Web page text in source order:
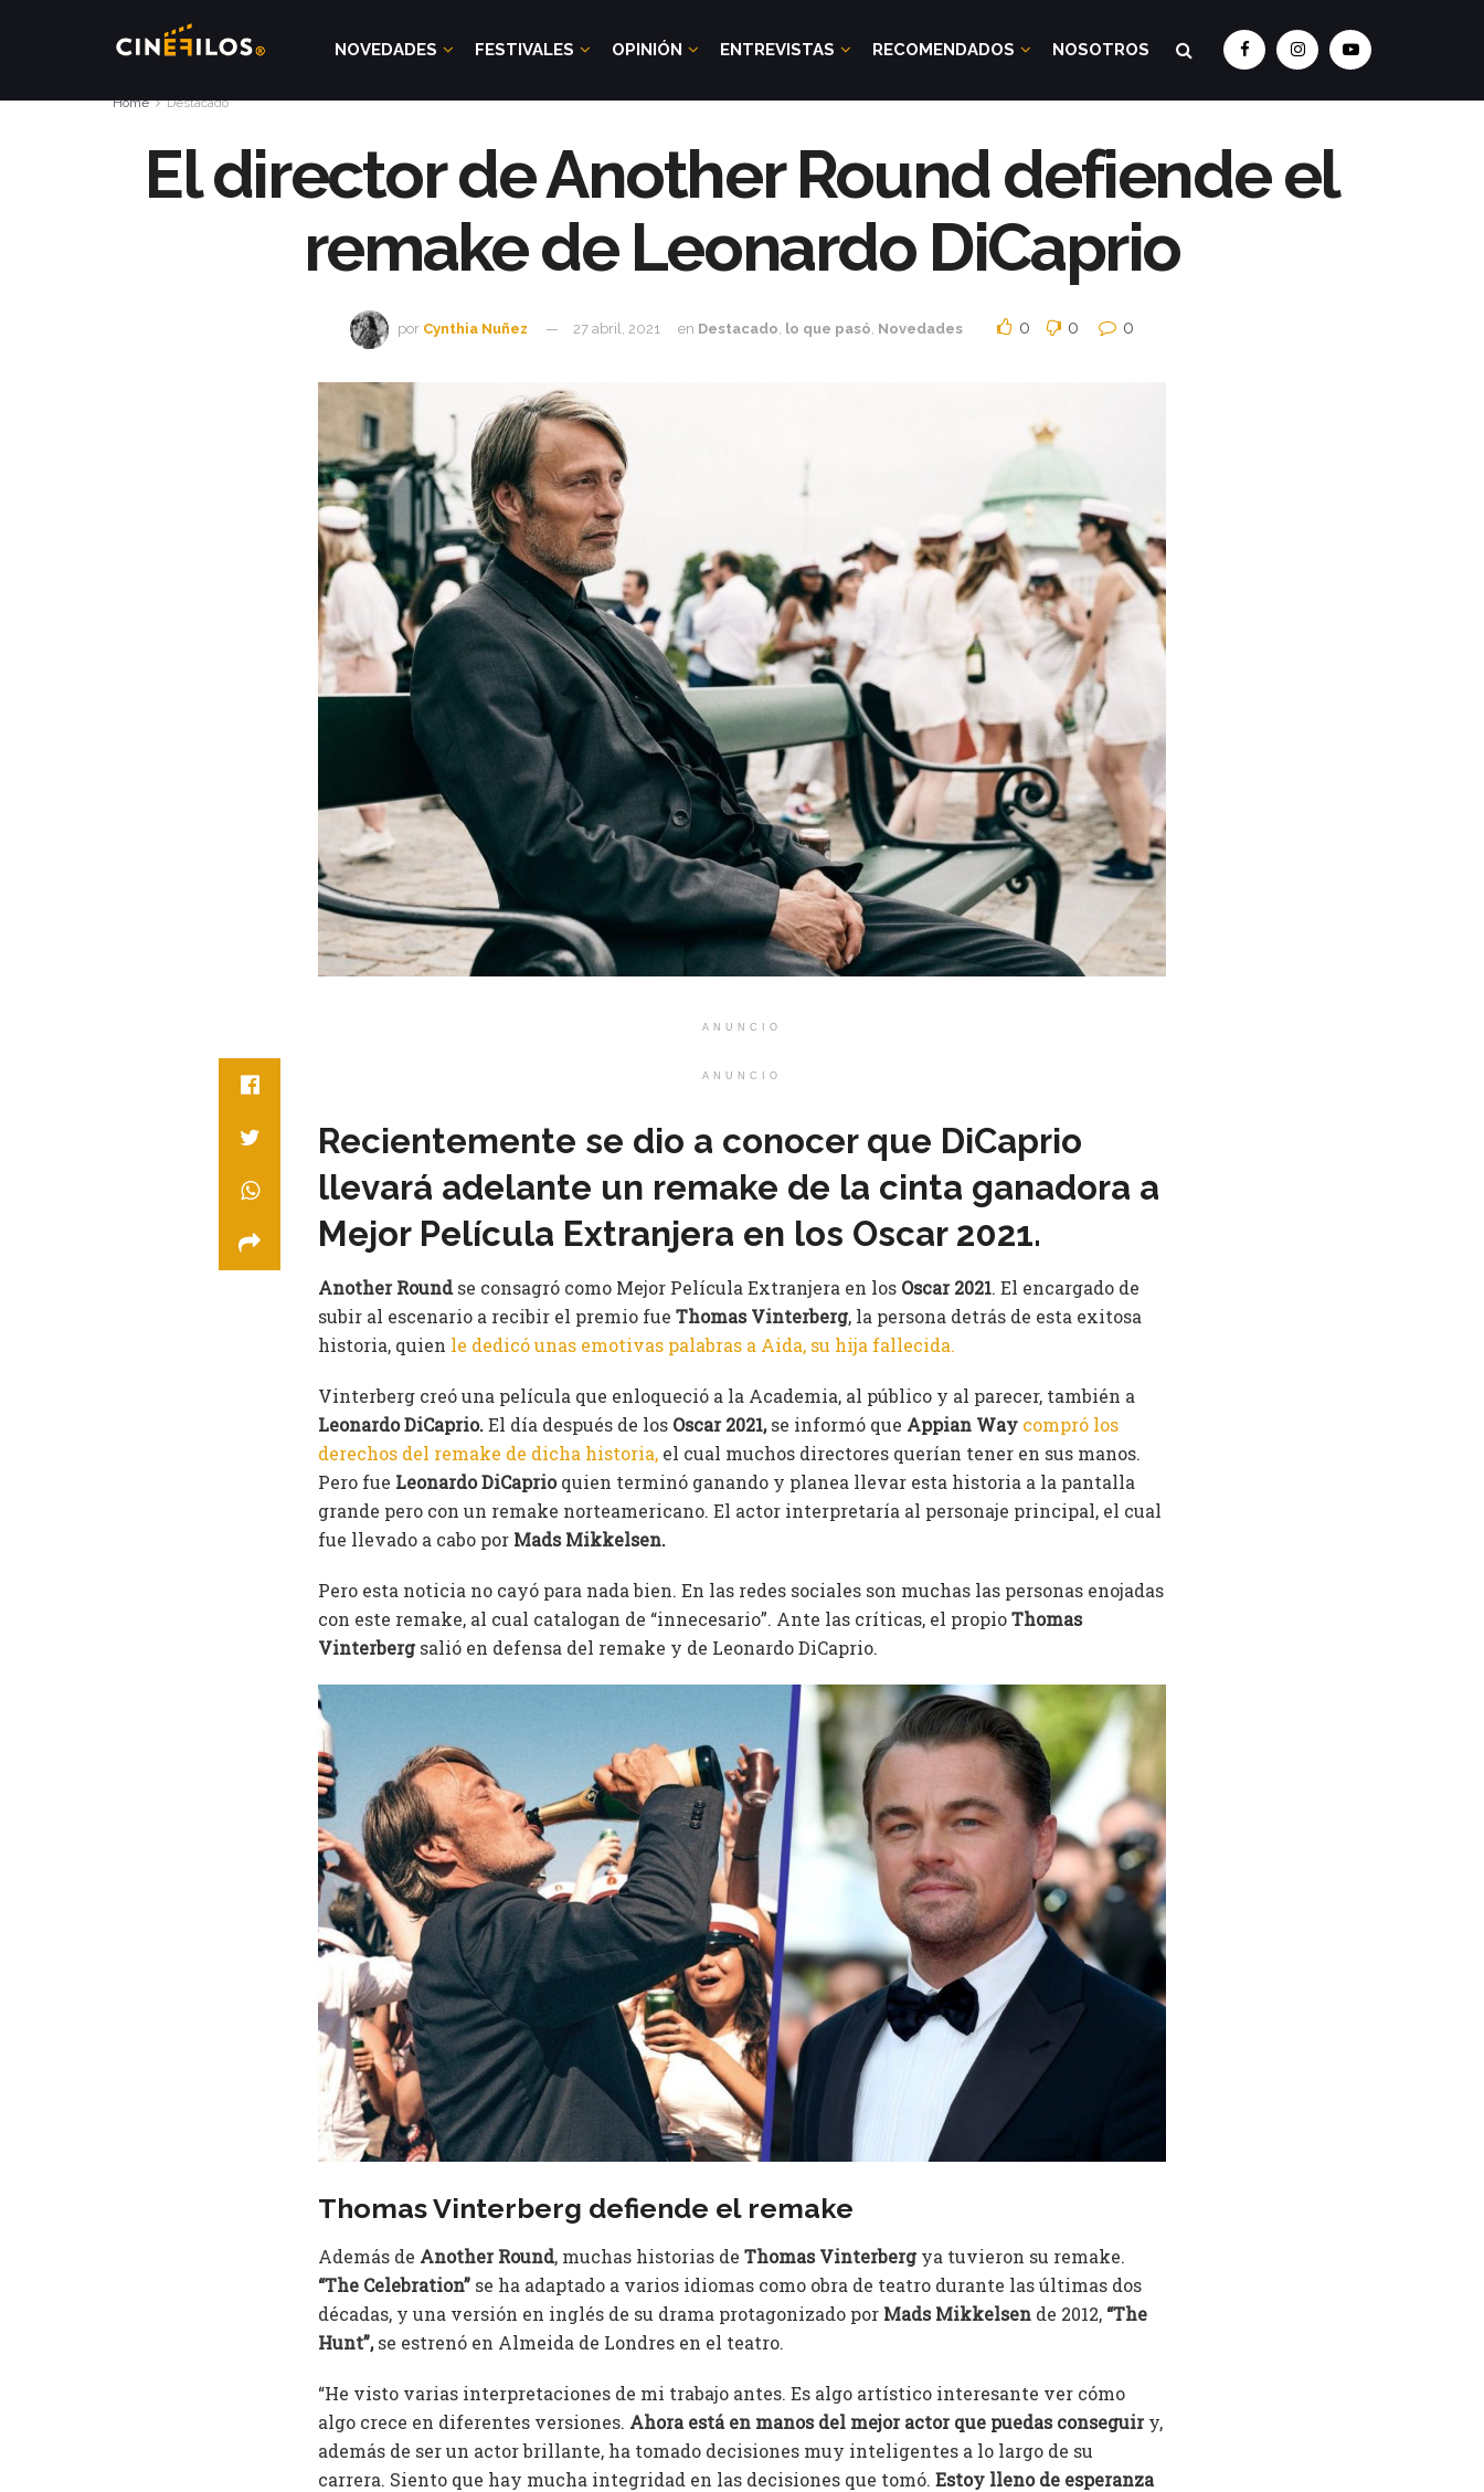
NOVEDADES FESTIVALES OPINIÓN ENTREVISTAS RECOMENDADOS NOSOTROS
Home Destacado
El director de Another Round defiende el
remake de Leonardo DiCaprio
por Cynthia Nuñez 27 abril, 2021 en Destacado lo que pasó Novedades 0 0 0
ANUNCIO
ANUNCIO
Recientemente se dio a conocer que DiCaprio
llevará adelante un remake de la cinta ganadora a
Mejor Película Extranjera en los Oscar 2021.
Another Roundse consagró como Mejor Película Extranjera en los Oscar 2021. El encargado de
subir al escenario a recibir el premio fue Thomas Vinterberg, la persona detrás de esta exitosa
historia, quien le dedicó unas emotivas palabras a Aida, su hija fallecida.
Vinterberg creó una película que enloqueció a la Academia, al público y al parecer, también a
Leonardo DiCaprio.El día después de los Oscar 2021,se informó que Appian Way compró los
derechos del remake de dicha historia, el cual muchos directores querían tener en sus manos.
Pero fue Leonardo DiCaprioquien terminó ganando y planea llevar esta historia a la pantalla
grande pero con un remake norteamericano. El actor interpretaría al personaje principal, el cual
fue llevado a cabo por Mads Mikkelsen.
Pero esta noticia no cayó para nada bien. En las redes sociales son muchas las personas enojadas
con este remake, al cual catalogan de “innecesario”. Ante las críticas, el propioThomas
Vinterbergsalió en defensa del remake y de Leonardo DiCaprio.
Thomas Vinterberg defiende el remake
Además de Another Round, muchas historias de Thomas Vinterbergya tuvieron su remake.
“The Celebration” se ha adaptado a varios idiomas como obra de teatro durante las últimas dos
décadas, y una versión en inglés de su drama protagonizado por Mads Mikkelsen de 2012, “The
Hunt”,se estrenó en Almeida de Londres en el teatro.
“He visto varias interpretaciones de mi trabajo antes. Es algo artístico interesante ver cómo
algo crece en diferentes versiones. Ahora está en manos del mejor actor que puedas conseguiry,
además de ser un actor brillante, ha tomado decisiones muy inteligentes a lo largo de su
carrera. Siento que hay mucha integridad en las decisiones que tomó. Estoy lleno de esperanza